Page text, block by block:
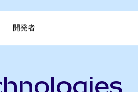
開発者